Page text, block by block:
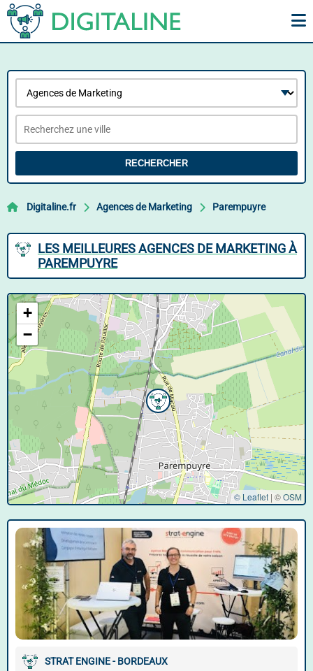
RECHERCHER
Digitaline.fr Agences de Marketing Parempuyre
LES MEILLEURES AGENCES DE MARKETING À
PAREMPUYRE
+
−
© Leaflet | ©OSM
STRAT ENGINE - BORDEAUX